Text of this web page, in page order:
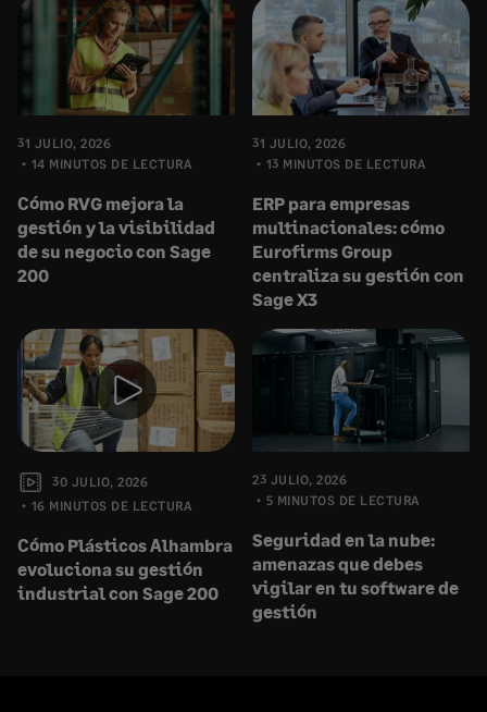
31 JULIO, 2026
14 MINUTOS DE LECTURA
Cómo RVG mejora la
gestión y la visibilidad
de su negocio con Sage
200
31 JULIO, 2026
13 MINUTOS DE LECTURA
ERP para empresas
multinacionales: cómo
Eurofirms Group
centraliza su gestión con
Sage X3
30 JULIO, 2026
16 MINUTOS DE LECTURA
Cómo Plásticos Alhambra
evoluciona su gestión
industrial con Sage 200
23 JULIO, 2026
5 MINUTOS DE LECTURA
Seguridad en la nube:
amenazas que debes
vigilar en tu software de
gestión